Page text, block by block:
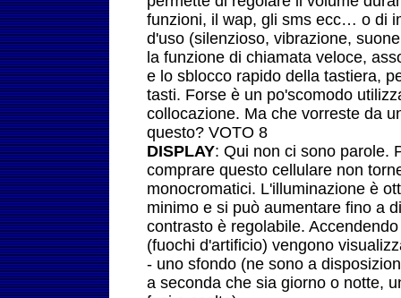
funzioni, il wap, gli sms ecc… o di
d'uso (silenzioso, vibrazione,
la funzione di chiamata veloce,
e lo sblocco rapido della tastiera,
tasti. Forse è un po'scomodo
collocazione. Ma che vorreste da
questo? VOTO 8
DISPLAY: Qui non ci sono parole.
comprare questo cellulare non
monocromatici. L'illuminazione è
minimo e si può aumentare fino a
contrasto è regolabile.
(fuochi d'artificio) vengono
- uno sfondo (ne sono a
a seconda che sia giorno o notte,